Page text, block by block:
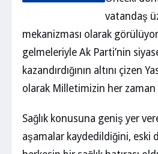
vatandaş
mekanizması olarak
gelmeleriyle Ak Parti’nin
kazandırdığının altını çizen
olarak Milletimizin her zaman
Sağlık konusuna geniş yer
aşamalar kaydedildiğini, eski